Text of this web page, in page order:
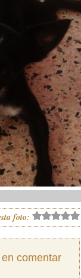
foto:
comentar